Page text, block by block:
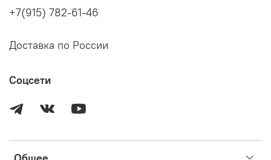
+7(915) 782-61-46
Доставка по России
Соцсети